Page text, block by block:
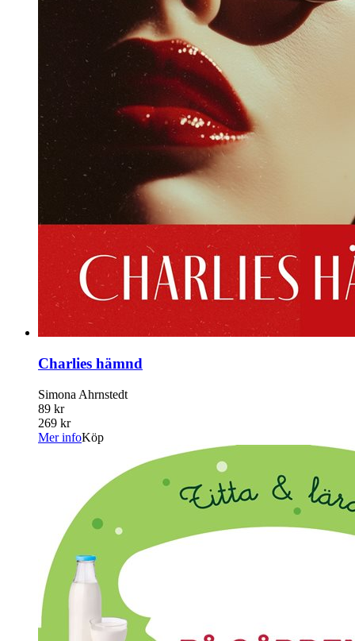
Charlies hämnd
Simona Ahrnstedt
89 kr
269 kr
Mer infoKöp